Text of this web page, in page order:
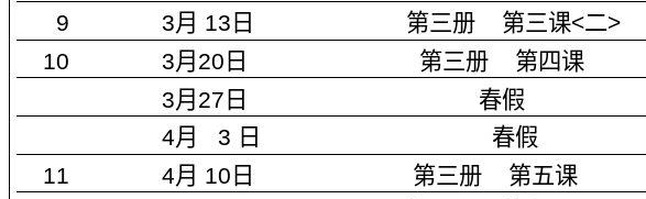
9 3月 13 日 第三册 第三课<二>
10
3月 20 日 第三册
第四课
3月 27 日
春假
4月 3 日
春假
11 4月 10 日 第三册
第五课